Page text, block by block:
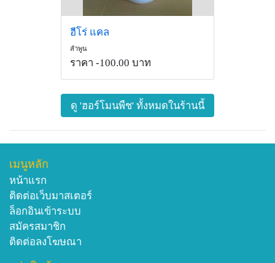
ฮีโร่ แคล
ลำพูน
ราคา -100.00 บาท
ดู 'ฮอร์โมนพืช' ทั้งหมดในร้านนี้
เมนูหลัก
หน้าแรก
ติดต่อเว็บมาสเตอร์
ล็อกอินเข้าระบบ
สมัครสมาชิก
ติดต่อลงโฆษณา